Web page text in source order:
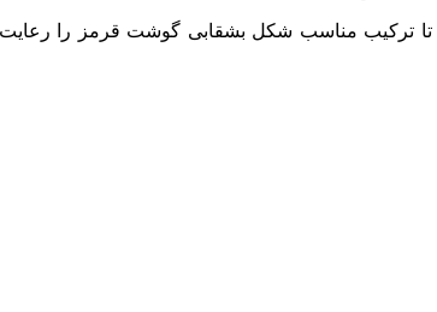
ترکیب مناسب شکل بشقابی گوشت قرمز را